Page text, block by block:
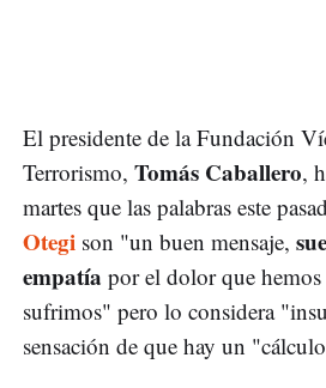
El presidente de la Fundación
Terrorismo, Tomás Caballero,
martes que las palabras este
Otegi son "un buen mensaje,
empatía por el dolor que
sufrimos" pero lo considera
sensación de que hay un